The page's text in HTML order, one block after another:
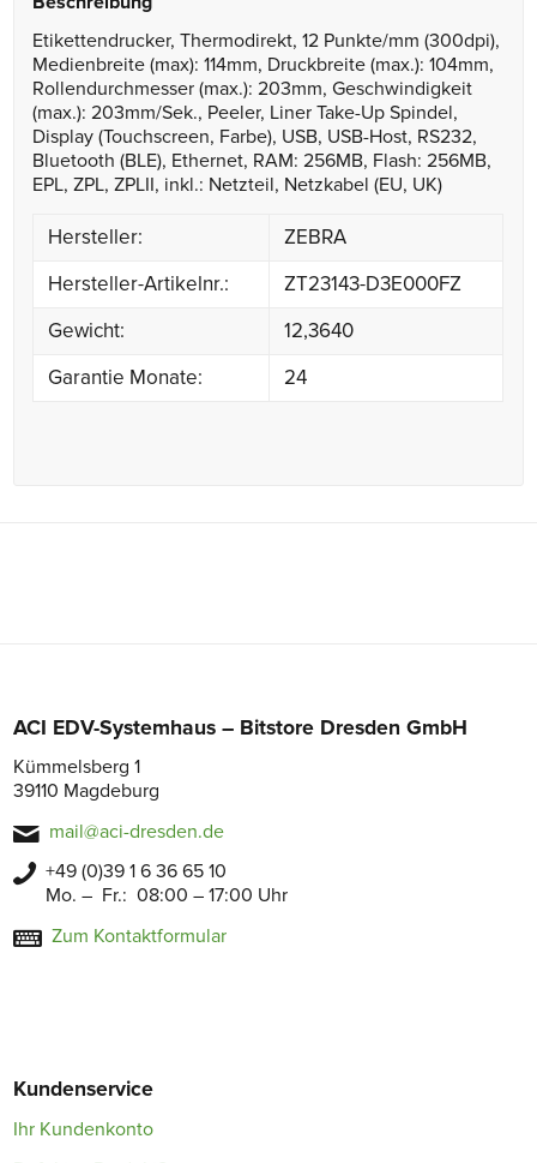
Etikettendrucker, Thermodirekt, 12 Punkte/mm (300dpi),
Medienbreite (max): 114mm, Druckbreite (max.): 104mm,
Rollendurchmesser (max.): 203mm, Geschwindigkeit
(max.): 203mm/Sek., Peeler, Liner Take-Up Spindel,
Display (Touchscreen, Farbe), USB, USB-Host, RS232,
Bluetooth (BLE), Ethernet, RAM: 256MB, Flash: 256MB,
EPL, ZPL, ZPLII, inkl.: Netzteil, Netzkabel (EU, UK)
Hersteller:
ZEBRA
Hersteller-Artikelnr.:
ZT23143-D3E000FZ
Gewicht:
12,3640
Garantie Monate:
24
ACI EDV-Systemhaus – Bitstore Dresden GmbH
Kümmelsberg 1
39110 Magdeburg
mail@aci-dresden.de
+49 (0)39 1 6 36 65 10
Mo. – Fr.: 08:00 – 17:00 Uhr
Zum Kontaktformular
Kundenservice
Ihr Kundenkonto